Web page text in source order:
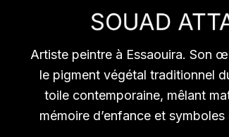
Artiste peintre à Essaouira. Son
le pigment végétal traditionnel
toile contemporaine, mêlant
mémoire d’enfance et